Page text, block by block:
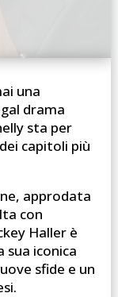
una
drama
sta per
capitoli più
approdata
con
Haller è
iconica
sfide e un